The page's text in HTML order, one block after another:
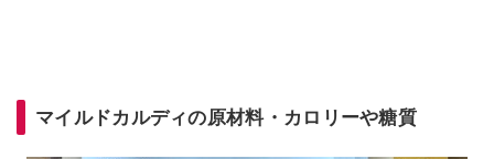
マイルドカルディの原材料・カロリーや糖質